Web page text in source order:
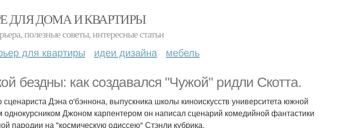
ДЛЯ ДОМА И КВАРТИРЫ
полезные советы, интересные статьи
для квартиры идеи дизайна мебель
бездны: как создавался "Чужой" ридли Скотта.
Дэна о'бэннона, выпускника школы киноискусств университета южной
Джоном карпентером он написал сценарий комедийной фантастики
пародии на "космическую одиссею" Стэнли кубрика.